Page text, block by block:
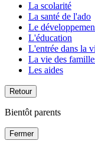
La scolarité
La santé de l'ado
Le
L'éducation
L'entrée dans la
La vie des
Les aides
Retour
Bientôt parents
Fermer